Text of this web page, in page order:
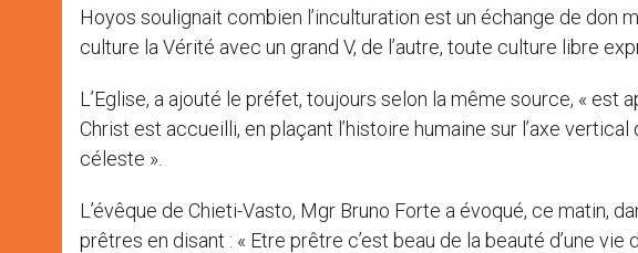
Hoyos soulignait combien l’inculturation est un échange de don
culture la Vérité avec un grand V, de l’autre, toute culture libre
L’Eglise, a ajouté le préfet, toujours selon la même source, « est
Christ est accueilli, en plaçant l’histoire humaine sur l’axe
céleste ».
L’évêque de Chieti-Vasto, Mgr Bruno Forte a évoqué, ce matin,
prêtres en disant : « Etre prêtre c’est beau de la beauté d’une